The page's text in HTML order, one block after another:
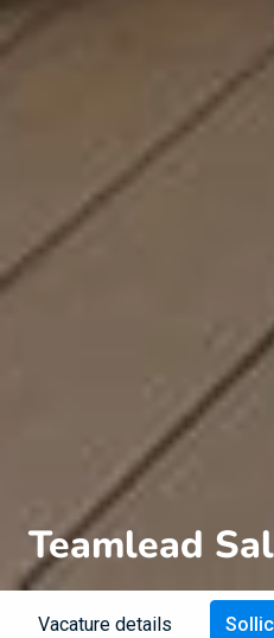
Teamlead
Vacature details